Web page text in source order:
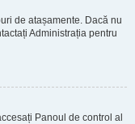
de atașamente. Dacă nu
Administrația pentru
Panoul de control al